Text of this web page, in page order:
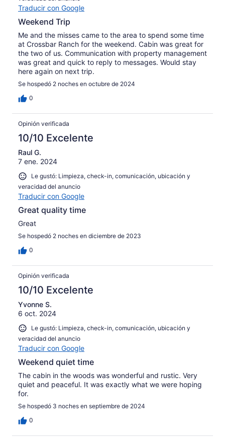
Traducir con Google
Weekend Trip
Me and the misses came to the area to spend some time
at Crossbar Ranch for the weekend. Cabin was great for
the two of us. Communication with property management
was great and quick to reply to messages. Would stay
here again on next trip.
Se hospedó 2 noches en octubre de 2024
0
Opinión verificada
10/10 Excelente
Raul G.
7 ene. 2024
Le gustó: Limpieza, check-in, comunicación, ubicación y
veracidad del anuncio
Traducir con Google
Great quality time
Great
Se hospedó 2 noches en diciembre de 2023
0
Opinión verificada
10/10 Excelente
Yvonne S.
6 oct. 2024
Le gustó: Limpieza, check-in, comunicación, ubicación y
veracidad del anuncio
Traducir con Google
Weekend quiet time
The cabin in the woods was wonderful and rustic. Very
quiet and peaceful. It was exactly what we were hoping
for.
Se hospedó 3 noches en septiembre de 2024
0